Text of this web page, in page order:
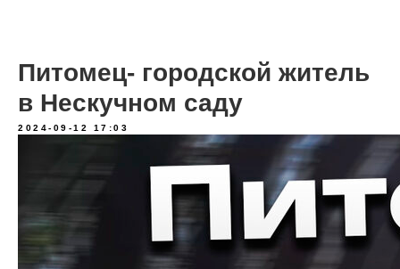
Питомец- городской житель
в Нескучном саду
2024-09-12 17:03